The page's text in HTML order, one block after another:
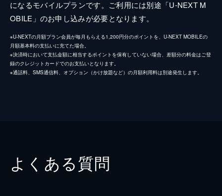
になるモバイルプランです。ご利用には別途「U-NEXT M
OBILE」のお申し込みが必要となります。
※U-NEXTの月額プラン会員が毎月もらえる1,200円分のポイントを、U-NEXT MOBILEの
月額基本料の支払いに充てた場合。
※決済時において支払金額に相当するポイントを保有していない場合、差額分の料金はご登
録のクレジットカードでのお支払いとなります。
※通話料、SMS通信料、オプション（かけ放題など）の月額利用料は別途発生します。
よくある質問